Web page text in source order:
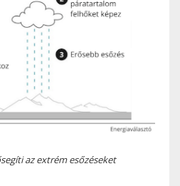
az extrém esőzéseket